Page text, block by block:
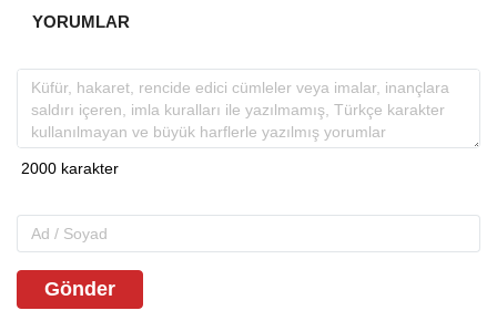
YORUMLAR
Gönder